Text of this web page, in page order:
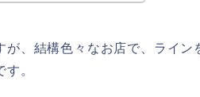
、結構色々なお店で、ライン
。